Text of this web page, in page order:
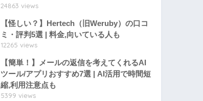
24863 views
【怪しい？】Hertech（旧Weruby）の口コ
ミ・評判5選 | 料金,向いている人も
12265 views
【簡単！】メールの返信を考えてくれるAI
ツール/アプリおすすめ7選 | AI活用で時間短
縮,利用注意点も
5399 views